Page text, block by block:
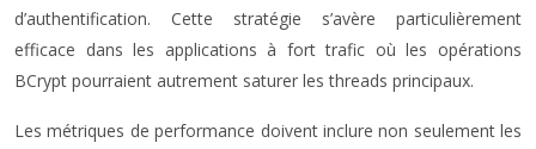
d’authentification. Cette stratégie s’avère particulièrement
efficace dans les applications à fort trafic où les opérations
BCrypt pourraient autrement saturer les threads principaux.
Les métriques de performance doivent inclure non seulement les